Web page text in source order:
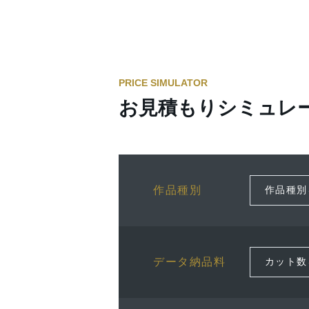
PRICE SIMULATOR
お見積もりシミュレ
作品種別
データ納品料